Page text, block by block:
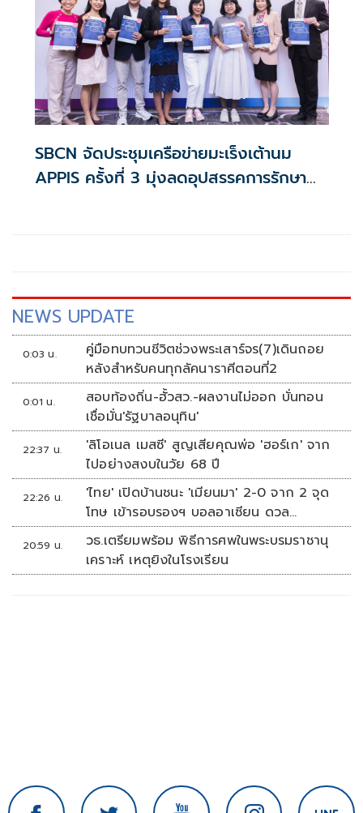
SBCN จัดประชุมเครือข่ายมะเร็งเต้านม
APPIS ครั้งที่ 3 มุ่งลดอุปสรรคการรักษา
NEWS UPDATE
0:03 น.
คู่มือทบทวนชีวิตช่วงพระเสาร์จร(7)เดินถอย
หลังสำหรับคนทุกลัคนาราศีตอนที่2
0:01 น.
สอบท้องถิ่น-ฮั้วสว.-ผลงานไม่ออก บั่นทอน
เชื่อมั่น'รัฐบาลอนุทิน'
22:37 น.
'ลิโอเนล เมสซี' สูญเสียคุณพ่อ 'ฮอร์เก' จาก
ไปอย่างสงบในวัย 68 ปี
22:26 น.
'ไทย' เปิดบ้านชนะ 'เมียนมา' 2-0 จาก 2 จุด
โทษ เข้ารอบรองฯ บอลอาเซียน ดวล
'สิงคโปร์'
20:59 น.
วธ.เตรียมพร้อม พิธีการศพในพระบรมราชานุ
เคราะห์ เหตุยิงในโรงเรียน